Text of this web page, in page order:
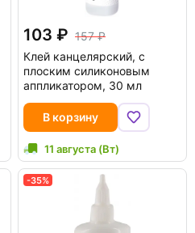
103
157
Клей канцелярский, с
плоским силиконовым
аппликатором, 30 мл
В корзину
11 августа (Вт)
-35%